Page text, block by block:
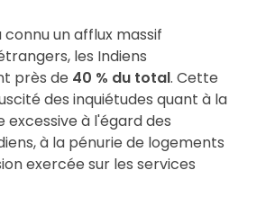
connu un afflux massif
les Indiens
près de 40 % du total. Cette
des inquiétudes quant à la
excessive à l'égard des
à la pénurie de logements
exercée sur les services